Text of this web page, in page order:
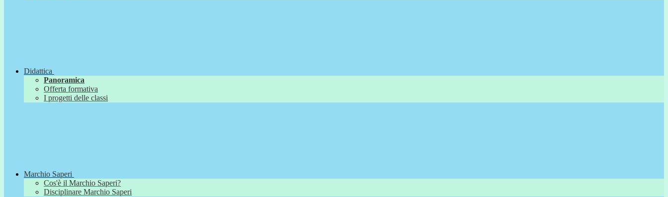
Didattica
Panoramica
Offerta formativa
I progetti delle classi
Marchio Saperi
Cos'è il Marchio Saperi?
Disciplinare Marchio Saperi